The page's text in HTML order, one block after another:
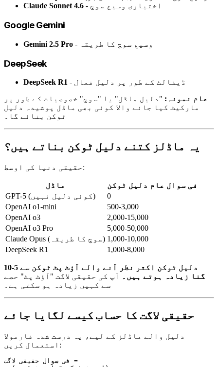
Claude Sonnet 4.6
- اختیاری وسیع سوچ
Google Gemini
Gemini 2.5 Pro - وسیع سوچ کا طریقہ
DeepSeek
DeepSeek R1
- ڈیفالٹ کے طور پر دلیل فعال
عام نمونہ: "دلیل ماڈل" یا "سوچ" خصوصیات کے طور پر
مارکیٹ کیا جانے والا کوئی بھی ماڈل پوشیدہ دلیل
ٹوکن بنائے گا۔
یہ ماڈلز کتنے دلیل ٹوکن بناتے ہیں؟
حقیقی دنیا کی اوسط:
ماڈل
فی سوال عام دلیل ٹوکن
GPT-5 (کوئی دلیل نہیں)
0
OpenAI o1-mini
500-3,000
OpenAI o3
2,000-15,000
OpenAI o3 Pro
5,000-50,000
Claude Opus (سوچ کا طریقہ) 1,000-10,000
DeepSeek R1
1,000-8,000
دلیل ٹوکن اکثر نظر آنے والے آؤٹ پٹ ٹوکن سے 5-10
گنا زیادہ ہوتے ہیں۔
آپ کی حقیقی لاگت "آؤٹ پٹ" حصے
سے کہیں زیادہ ہو سکتی ہے۔
حقیقی لاگت کا حساب کیسے لگایا جائے
دلیل والے ماڈلز کے لیے، یہ درست شدہ فارمولا
استعمال کریں:
فی سوال حقیقی لاگت =